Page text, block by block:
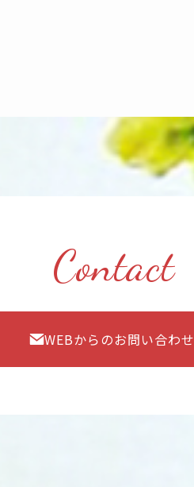
Contact
WEBからのお問い合わせ